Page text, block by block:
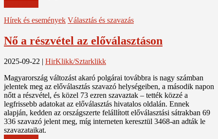
Hírek és események Választás és szavazás
Nő a részvétel az előválasztáson
2025-09-22 | HirKlikk/Sztarklikk
Magyarország változást akaró polgárai továbbra is nagy számban
jelentek meg az előválasztás szavazó helységeiben, a második napon
nőtt a részvétel, és közel 73 ezren szavaztak – tették közzé a
legfrissebb adatokat az előválasztás hivatalos oldalán. Ennek
alapján, kedden az országszerte felállított előválasztási sátrakban 69
336 szavazó jelent meg, míg interneten keresztül 3468-an adták le
szavazataikat.